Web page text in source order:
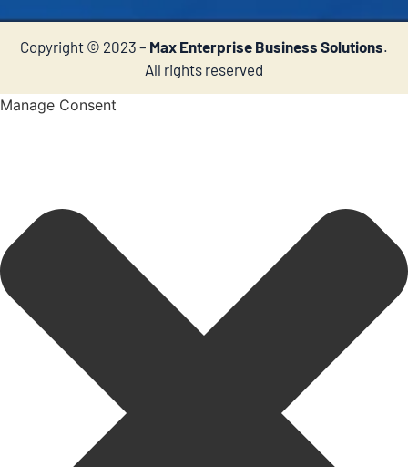
Copyright © 2023 – Max Enterprise Business Solutions.
All rights reserved
Manage Consent